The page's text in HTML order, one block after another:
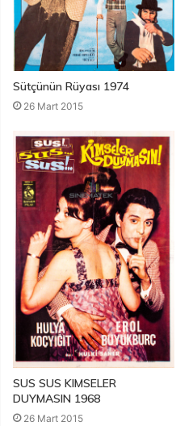
Sütçünün Rüyası 1974
26 Mart 2015
SUS SUS KIMSELER
DUYMASIN 1968
26 Mart 2015